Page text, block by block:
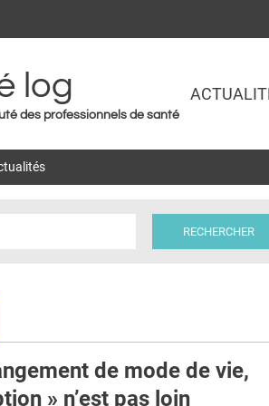
log
des professionnels de santé
de mode de vie,
» n’est pas loin